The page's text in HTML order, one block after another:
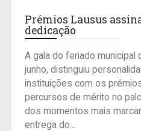
Prémios Lausus
dedicação
A gala do feriado municipal
junho, distinguiu
instituições com os
percursos de mérito no
dos momentos mais
entrega do...